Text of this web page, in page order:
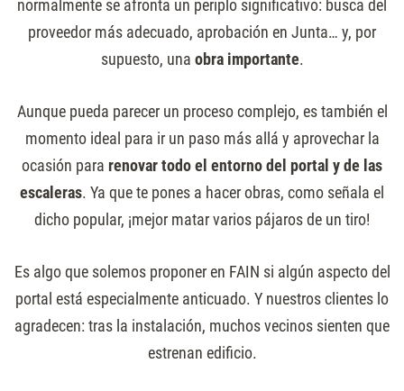
normalmente se afronta un periplo significativo: busca del
proveedor más adecuado, aprobación en Junta… y, por
supuesto, una obra importante.
Aunque pueda parecer un proceso complejo, es también el
momento ideal para ir un paso más allá y aprovechar la
ocasión para renovar todo el entorno del portal y de las
escaleras. Ya que te pones a hacer obras, como señala el
dicho popular, ¡mejor matar varios pájaros de un tiro!
Es algo que solemos proponer en FAIN si algún aspecto del
portal está especialmente anticuado. Y nuestros clientes lo
agradecen: tras la instalación, muchos vecinos sienten que
estrenan edificio.